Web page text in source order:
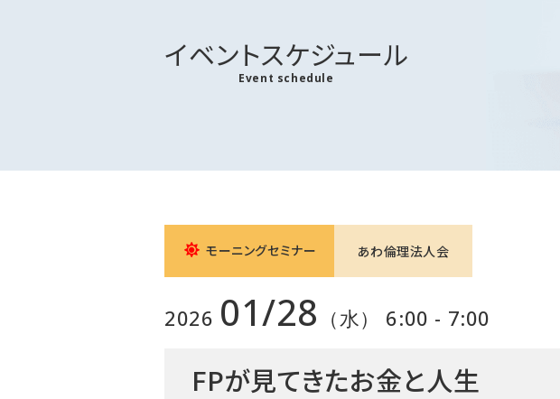
イベントスケジュール
Event schedule
モーニングセミナー あわ倫理法人会
2026 01/28 （水） 6:00 - 7:00
FPが見てきたお金と人生